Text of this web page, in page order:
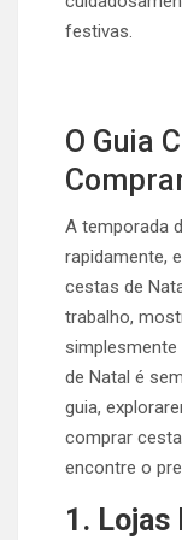
festivas.
O Guia
A temporada
rapidamente,
cestas de
trabalho,
de Natal é
guia,
comprar
encontre o
1. Lojas